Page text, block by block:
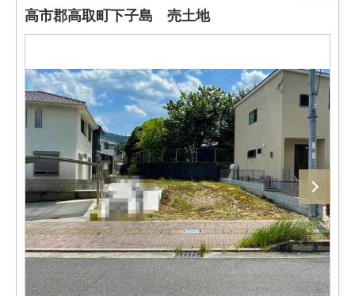
高市郡高取町下子島 売土地